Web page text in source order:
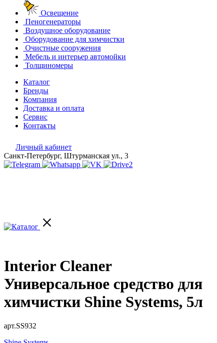
Освещение
Пеногенераторы
Воздушное оборудование
Оборудование для химчистки
Очистные сооружения
Мебель и интерьер автомойки
Толщиномеры
Каталог
Бренды
Компания
Доставка и оплата
Сервис
Контакты
Личный кабинет
Санкт-Петербург, Штурманская ул., 3
Interior Cleaner
Универсальное средство для
химчистки Shine Systems, 5л
арт.SS932